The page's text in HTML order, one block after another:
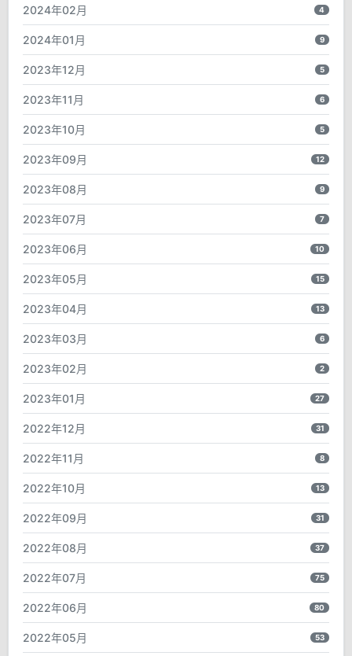
2024年02月 4
2024年01月 9
2023年12月 5
2023年11月 6
2023年10月 5
2023年09月 12
2023年08月 9
2023年07月 7
2023年06月 10
2023年05月 15
2023年04月 13
2023年03月 6
2023年02月 2
2023年01月 27
2022年12月 31
2022年11月 8
2022年10月 13
2022年09月 31
2022年08月 37
2022年07月 75
2022年06月 80
2022年05月 53